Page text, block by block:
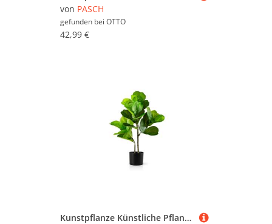
von PASCH
gefunden bei OTTO
42,99 €
Kunstpflanze Künstliche Pflanzen, Große Kunstpflanzen im Topf Olive, Monstera, Yucca, Agave, Palmfarn, Geigenfeige, PASCH, wie echt